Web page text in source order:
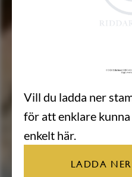
Vill du ladda ner
för att enklare
enkelt här.
LADDA